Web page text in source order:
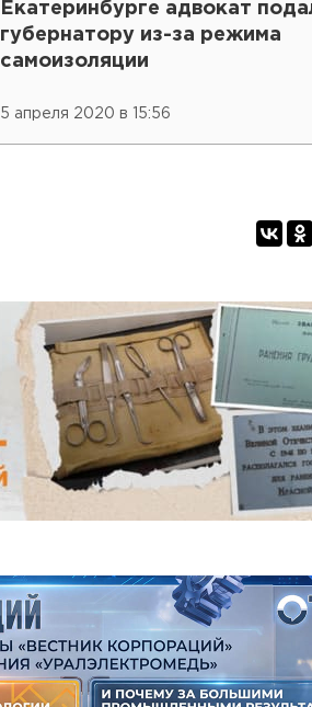
Екатеринбурге адвокат
губернатору из-за режима
самоизоляции
5 апреля 2020 в 15:56